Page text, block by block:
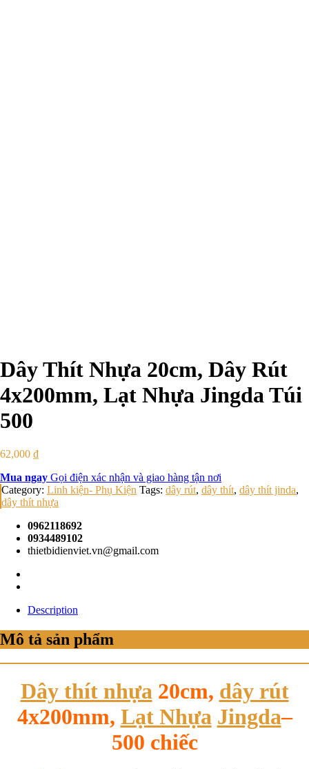
Dây Thít Nhựa 20cm, Dây Rút
4x200mm, Lạt Nhựa Jingda Túi
500
62,000 ₫
Mua ngay Gọi điện xác nhận và giao hàng tận nơi
Category: Linh kiện- Phụ Kiện Tags: dây rút, dây thít, dây thít jinda,
dây thít nhựa
0962118692
0934489102
thietbidienviet.vn@gmail.com
Description
Mô tả sản phẩm
Dây thít nhựa 20cm, dây rút
4x200mm, Lạt Nhựa Jingda–
500 chiếc